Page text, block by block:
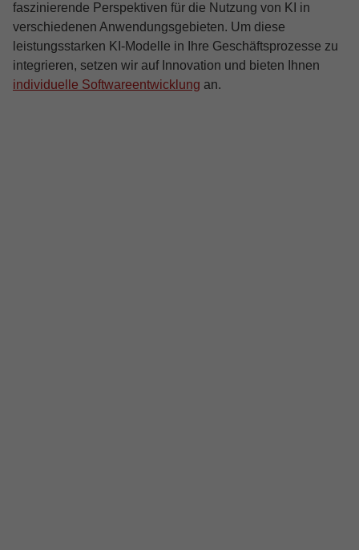
faszinierende Perspektiven für die Nutzung von KI in
verschiedenen Anwendungsgebieten. Um diese
leistungsstarken KI-Modelle in Ihre Geschäftsprozesse zu
integrieren, setzen wir auf Innovation und bieten Ihnen
individuelle Softwareentwicklung an.